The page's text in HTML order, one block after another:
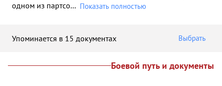
одном из партсо... Показать полностью
Упоминается в 15 документах Выбрать
Боевой путь и документы